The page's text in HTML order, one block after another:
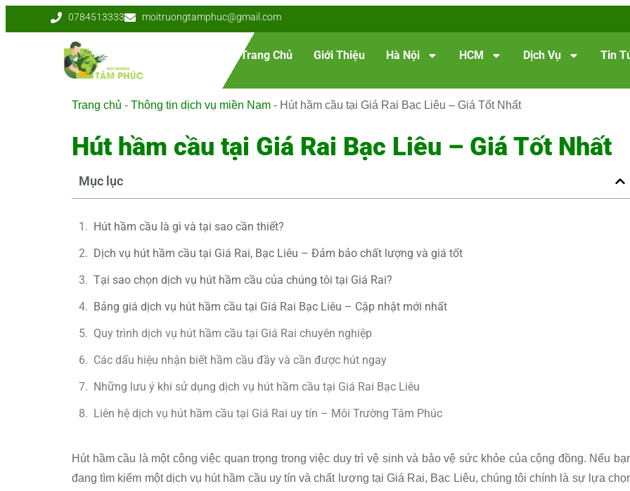
0784513333 moitruongtamphuc@gmail.com
Trang Chủ Giới Thiệu Hà Nội HCM Dịch Vụ Tin
Trang chủ - Thông tin dịch vụ miền Nam - Hút hầm cầu tại Giá Rai Bạc Liêu – Giá Tốt Nhất
Hút hầm cầu tại Giá Rai Bạc Liêu – Giá Tốt Nhất
Mục lục
Hút hầm cầu là gì và tại sao cần thiết?
Dịch vụ hút hầm cầu tại Giá Rai, Bạc Liêu – Đảm bảo chất lượng và giá tốt
Tại sao chọn dịch vụ hút hầm cầu của chúng tôi tại Giá Rai?
Bảng giá dịch vụ hút hầm cầu tại Giá Rai Bạc Liêu – Cập nhật mới nhất
Quy trình dịch vụ hút hầm cầu tại Giá Rai chuyên nghiệp
Các dấu hiệu nhận biết hầm cầu đầy và cần được hút ngay
Những lưu ý khi sử dụng dịch vụ hút hầm cầu tại Giá Rai Bạc Liêu
Liên hệ dịch vụ hút hầm cầu tại Giá Rai uy tín – Môi Trường Tâm Phúc
Hút hầm cầu là một công việc quan trọng trong việc duy trì vệ sinh và bảo vệ sức khỏe của cộng đồng. Nếu
đang tìm kiếm một dịch vụ hút hầm cầu uy tín và chất lượng tại Giá Rai, Bạc Liêu, chúng tôi chính là sự lựa